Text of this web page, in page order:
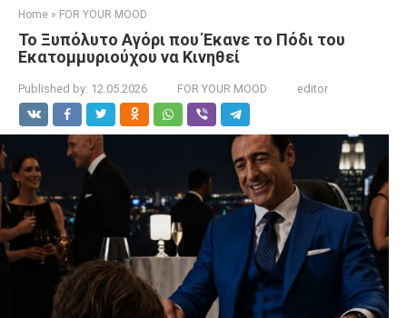
Home » FOR YOUR MOOD
Το Ξυπόλυτο Αγόρι που Έκανε το Πόδι του
Εκατομμυριούχου να Κινηθεί
Published by: 12.05.2026 FOR YOUR MOOD editor